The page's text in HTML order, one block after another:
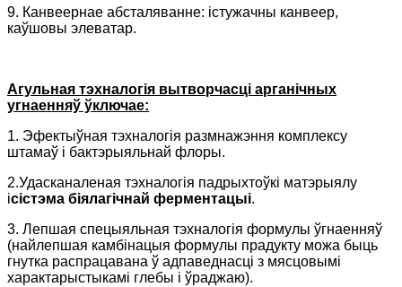
9. Канвеернае абсталяванне: істужачны канвеер,
каўшовы элеватар.
Агульная тэхналогія вытворчасці арганічных
угнаенняў ўключае:
1. Эфектыўная тэхналогія размнажэння комплексу
штамаў і бактэрыяльнай флоры.
2.Удасканаленая тэхналогія падрыхтоўкі матэрыялу
ісістэма біялагічнай ферментацыі.
3. Лепшая спецыяльная тэхналогія формулы ўгнаенняў
(найлепшая камбінацыя формулы прадукту можа быць
гнутка распрацавана ў адпаведнасці з мясцовымі
характарыстыкамі глебы і ўраджаю).